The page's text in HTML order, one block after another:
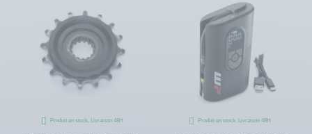
Produit en stock. Livraison 48H Produit en stock. Livraison 48H